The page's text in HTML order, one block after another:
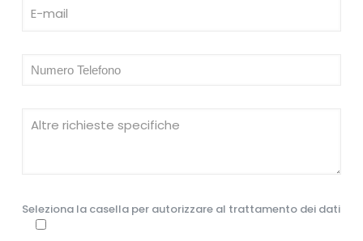
Seleziona la casella per autorizzare al trattamento dei dati